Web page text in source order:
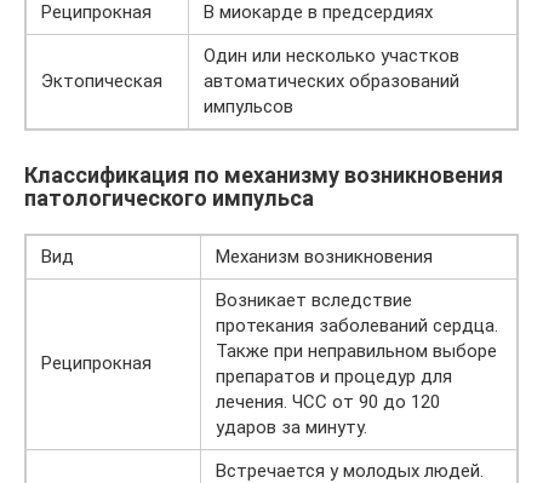
Реципрокная
В миокарде в предсердиях
Эктопическая
Один или несколько участков
автоматических образований
импульсов
Классификация по механизму возникновения
патологического импульса
Вид Механизм возникновения
Реципрокная
Возникает вследствие
протекания заболеваний сердца.
Также при неправильном выборе
препаратов и процедур для
лечения. ЧСС от 90 до 120
ударов за минуту.
Встречается у молодых людей.